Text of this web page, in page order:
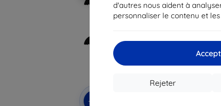
d'autres nous aident à
personnaliser le contenu et
Rejeter
-5%